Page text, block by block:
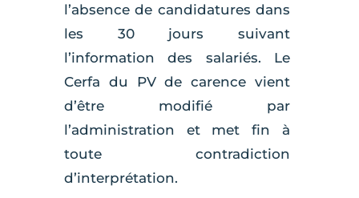
l’absence de candidatures dans
les 30 jours suivant
l’information des salariés. Le
Cerfa du PV de carence vient
d’être modifié par
l’administration et met fin à
toute contradiction
d’interprétation.